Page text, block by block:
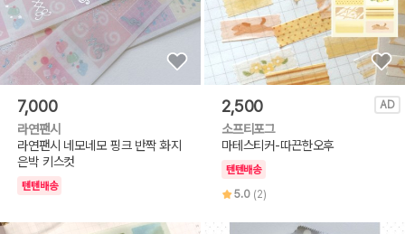
7,000
라연팬시
라연팬시 네모네모 핑크 반짝 화지
은박 키스컷
텐텐배송
2,500
소프티포그
마테스티커-따끈한오후
텐텐배송
5.0 (2)
AD